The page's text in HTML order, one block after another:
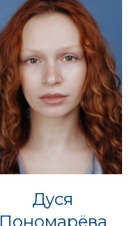
Дуся
Пономарёва